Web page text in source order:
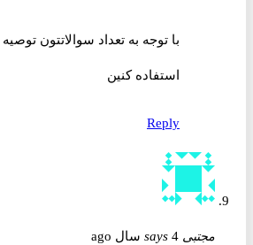
با توجه به تعداد سوالاتتون توصیه
استفاده کنین
Reply
مجتبی says 4 سال ago